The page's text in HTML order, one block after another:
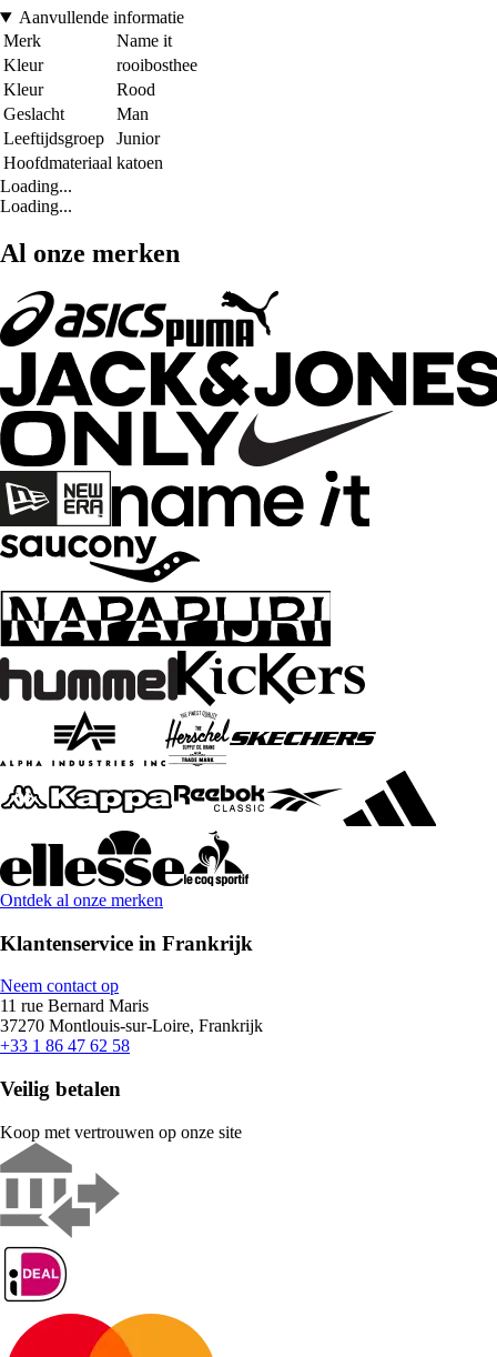
Aanvullende informatie
Merk
Name it
Kleur
rooibosthee
Kleur
Rood
Geslacht
Man
Leeftijdsgroep
Junior
Hoofdmateriaal katoen
Loading...
Loading...
Al onze merken
Ontdek al onze merken
Klantenservice in Frankrijk
Neem contact op
11 rue Bernard Maris
37270 Montlouis-sur-Loire, Frankrijk
+33 1 86 47 62 58
Veilig betalen
Koop met vertrouwen op onze site